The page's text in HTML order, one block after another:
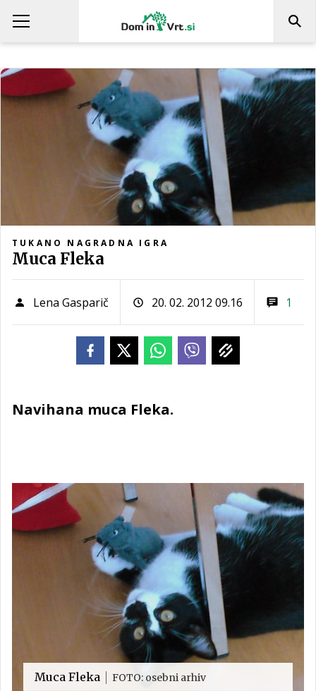
TUKANO NAGRADNA IGRA
Muca Fleka
Lena Gasparič 20. 02. 2012 09.16 1
Navihana muca Fleka.
Muca Fleka FOTO: osebni arhiv